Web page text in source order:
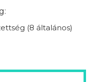
(8 általános)